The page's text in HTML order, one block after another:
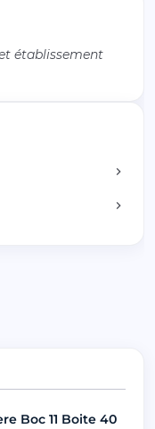
établissement
Boc 11 Boite 40